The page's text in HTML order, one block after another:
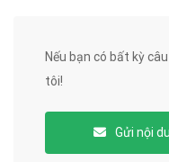
Nếu bạn có bất kỳ
tôi!
Gửi nội